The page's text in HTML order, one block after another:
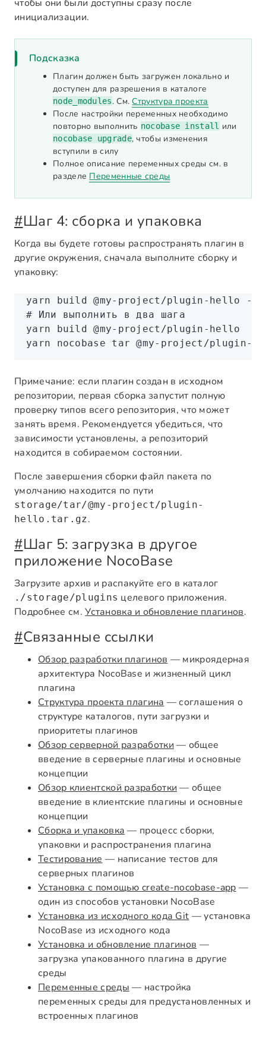
чтобы они были доступны сразу после
инициализации.
Подсказка
Плагин должен быть загружен локально и
доступен для разрешения в каталоге
node_modules. См.Структура проекта
После настройки переменных необходимо
повторно выполнить nocobase install или
nocobase upgrade, чтобы изменения
вступили в силу
Полное описание переменных среды см. в
разделе Переменные среды
#Шаг 4: сборка и упаковка
Когда вы будете готовы распространять плагин в
другие окружения, сначала выполните сборку и
упаковку:
yarn build @my-project/plugin-hello --
# Или выполнить в два шага
yarn build
@my-project/plugin-hello
yarn nocobase tar @my-project/plugin-
Примечание: если плагин создан в исходном
репозитории, первая сборка запустит полную
проверку типов всего репозитория, что может
занять время. Рекомендуется убедиться, что
зависимости установлены, а репозиторий
находится в собираемом состоянии.
После завершения сборки файл пакета по
умолчанию находится по пути
storage/tar/@my-project/plugin-
hello.tar.gz.
#Шаг 5: загрузка в другое
приложение NocoBase
Загрузите архив и распакуйте его в каталог
./storage/plugins целевого приложения.
Подробнее см.Установка и обновление плагинов.
#Связанные ссылки
Обзор разработки плагинов — микроядерная
архитектура NocoBase и жизненный цикл
плагина
Структура проекта плагина — соглашения о
структуре каталогов, пути загрузки и
приоритеты плагинов
Обзор серверной разработки — общее
введение в серверные плагины и основные
концепции
Обзор клиентской разработки — общее
введение в клиентские плагины и основные
концепции
Сборка и упаковка — процесс сборки,
упаковки и распространения плагина
Тестирование — написание тестов для
серверных плагинов
Установка с помощью create-nocobase-app —
один из способов установки NocoBase
Установка из исходного кода Git — установка
NocoBase из исходного кода
Установка и обновление плагинов —
загрузка упакованного плагина в другие
среды
Переменные среды — настройка
переменных среды для предустановленных и
встроенных плагинов